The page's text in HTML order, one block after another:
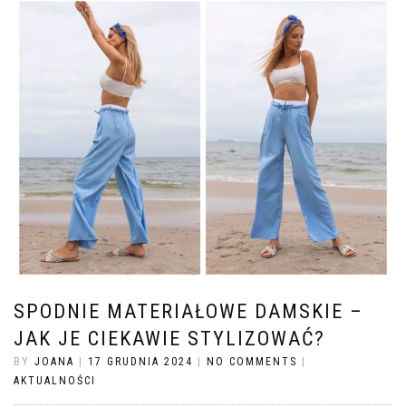
SPODNIE MATERIAŁOWE DAMSKIE –
JAK JE CIEKAWIE STYLIZOWAĆ?
BY JOANA | 17 GRUDNIA 2024 | NO COMMENTS |
AKTUALNOŚCI